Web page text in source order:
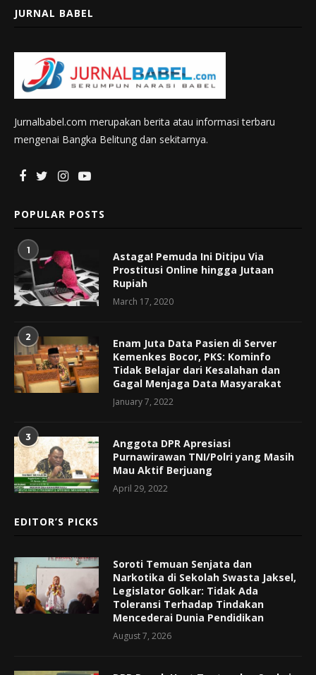
JURNAL BABEL
Jurnalbabel.com merupakan berita atau informasi terbaru
mengenai Bangka Belitung dan sekitarnya.
POPULAR POSTS
1
Astaga! Pemuda Ini Ditipu Via
Prostitusi Online hingga Jutaan
Rupiah
March 17, 2020
2
Enam Juta Data Pasien di Server
Kemenkes Bocor, PKS: Kominfo
Tidak Belajar dari Kesalahan dan
Gagal Menjaga Data Masyarakat
January 7, 2022
3
Anggota DPR Apresiasi
Purnawirawan TNI/Polri yang Masih
Mau Aktif Berjuang
April 29, 2022
EDITOR’S PICKS
Soroti Temuan Senjata dan
Narkotika di Sekolah Swasta Jaksel,
Legislator Golkar: Tidak Ada
Toleransi Terhadap Tindakan
Mencederai Dunia Pendidikan
August 7, 2026